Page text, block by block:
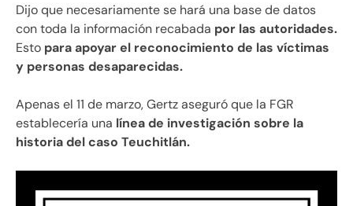
Dijo que necesariamente se hará una base de datos
con toda la información recabada por las autoridades.
Esto para apoyar el reconocimiento de las víctimas
y personas desaparecidas.
Apenas el 11 de marzo, Gertz aseguró que la FGR
establecería una línea de investigación sobre la
historia del caso Teuchitlán.